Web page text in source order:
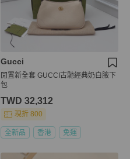
Gucci
閒置新全套 GUCCI古馳經典奶白腋下
包
TWD 32,312
現折 800
全新品 香港 免運